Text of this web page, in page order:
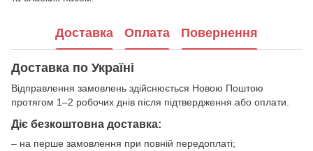
Доставка Оплата Повернення
Доставка по Україні
Відправлення замовлень здійснюється Новою Поштою
протягом 1–2 робочих днів після підтвердження або оплати.
Діє безкоштовна доставка:
– на перше замовлення при повній передоплаті;